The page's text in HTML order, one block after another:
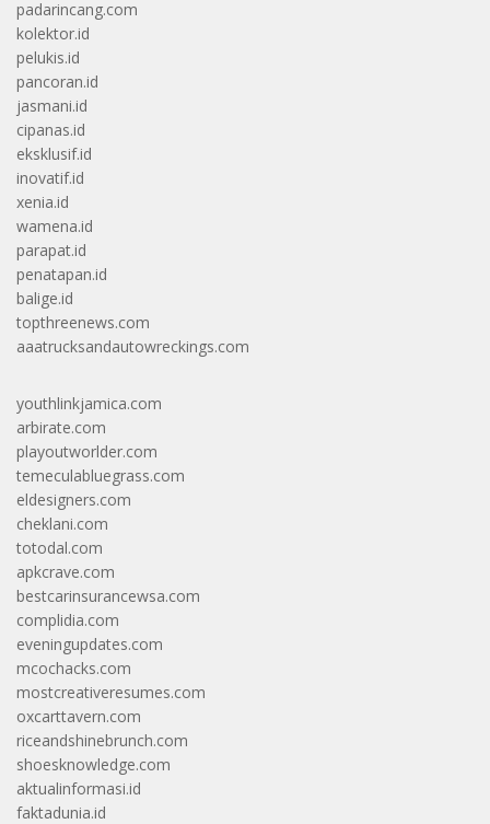
padarincang.com
kolektor.id
pelukis.id
pancoran.id
jasmani.id
cipanas.id
eksklusif.id
inovatif.id
xenia.id
wamena.id
parapat.id
penatapan.id
balige.id
topthreenews.com
aaatrucksandautowreckings.com
youthlinkjamica.com
arbirate.com
playoutworlder.com
temeculabluegrass.com
eldesigners.com
cheklani.com
totodal.com
apkcrave.com
bestcarinsurancewsa.com
complidia.com
eveningupdates.com
mcochacks.com
mostcreativeresumes.com
oxcarttavern.com
riceandshinebrunch.com
shoesknowledge.com
aktualinformasi.id
faktadunia.id